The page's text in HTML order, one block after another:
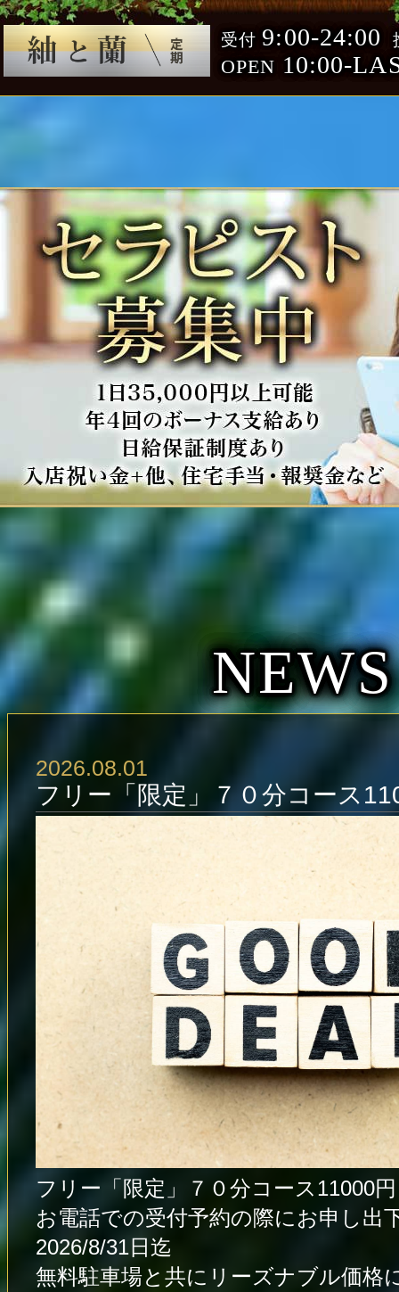
受付 9:00-24:00
OPEN 10:00-
NEWS
2026.08.01
フリー「限定」７０分コース
フリー「限定」７０分コース11000円
お電話での受付予約の際にお申し出
2026/8/31日迄
無料駐車場と共にリーズナブル価格